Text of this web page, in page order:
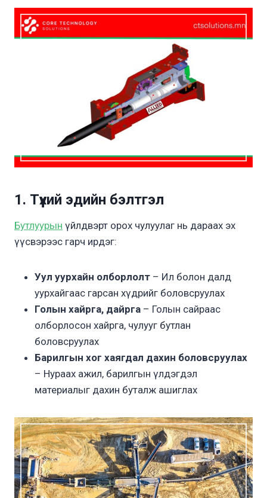
1. Түүхий эдийн бэлтгэл
Бутлуурын үйлдвэрт орох чулуулаг нь дараах эх
үүсвэрээс гарч ирдэг:
Уул уурхайн олборлолт – Ил болон далд
уурхайгаас гарсан хүдрийг боловсруулах
Голын хайрга, дайрга – Голын сайраас
олборлосон хайрга, чулууг бутлан
боловсруулах
Барилгын хог хаягдал дахин боловсруулах
– Нураах ажил, барилгын үлдэгдэл
материалыг дахин буталж ашиглах